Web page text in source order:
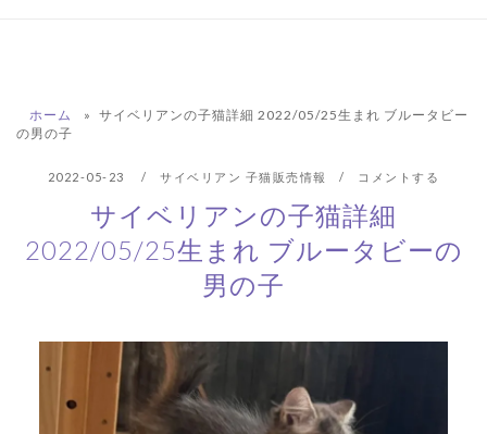
ホーム » サイベリアンの子猫詳細 2022/05/25生まれ ブルータビー
の男の子
2022-05-23 サイベリアン 子猫販売情報 コメントする
サイベリアンの子猫詳細
2022/05/25生まれ ブルータビーの
男の子